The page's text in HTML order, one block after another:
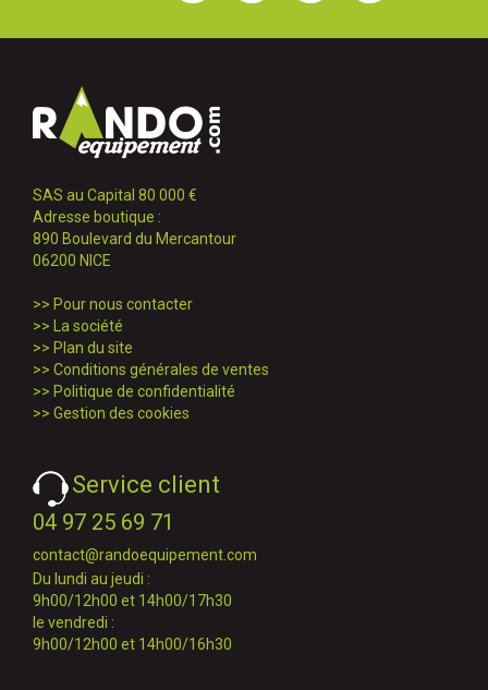
SAS au Capital 80 000 €
Adresse boutique :
890 Boulevard du Mercantour
06200 NICE
>> Pour nous contacter
>>
La société
>> Plan du site
>> Conditions générales de ventes
>> Politique de confidentialité
>> Gestion des cookies
Service client
04 97 25 69 71
contact@randoequipement.com
Du lundi au jeudi :
9h00/12h00 et 14h00/17h30
le vendredi :
9h00/12h00 et 14h00/16h30